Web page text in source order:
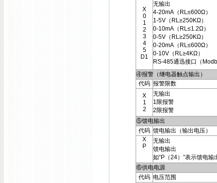
X
0
1
2
3
4
5
D1
无输出
4-20mA（RL≤600Ω）
1-5V（RL≥250KΩ）
0-10mA（RL≤1.2Ω）
0-5V（RL≥250KΩ）
0-20mA（RL≤600Ω）
0-10V（RL≥4KΩ）
RS-485通迅接口（
④报警（继电器触点输出）
代码 报警限数
X
1
2
无输出
1限报警
2限报警
⑤馈电输出
代码 馈电输出（输出电压）
X
P
无输出
馈电输出
如“P（24）”表示馈电输
⑥供电电源
代码 电压范围